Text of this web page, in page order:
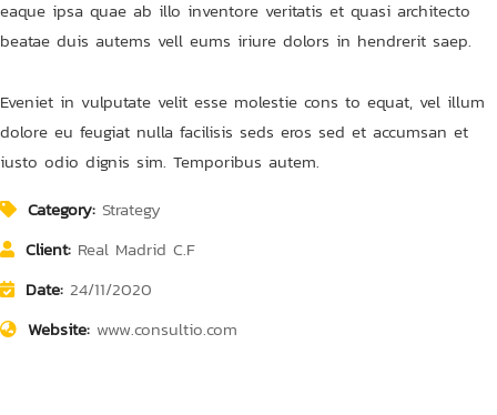
eaque ipsa quae ab illo inventore veritatis et quasi architecto
beatae duis autems vell eums iriure dolors in hendrerit saep.
Eveniet in vulputate velit esse molestie cons to equat, vel illum
dolore eu feugiat nulla facilisis seds eros sed et accumsan et
iusto odio dignis sim. Temporibus autem.
Category: Strategy
Client: Real Madrid C.F
Date: 24/11/2020
Website: www.consultio.com